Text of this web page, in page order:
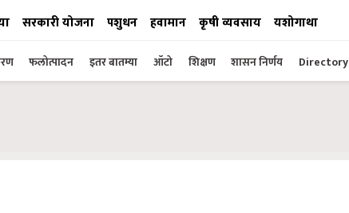
सरकारी योजना पशुधन हवामान कृषी व्यवसाय यशोगाथा
फलोत्पादन इतर बातम्या ऑटो शिक्षण शासन निर्णय Directory